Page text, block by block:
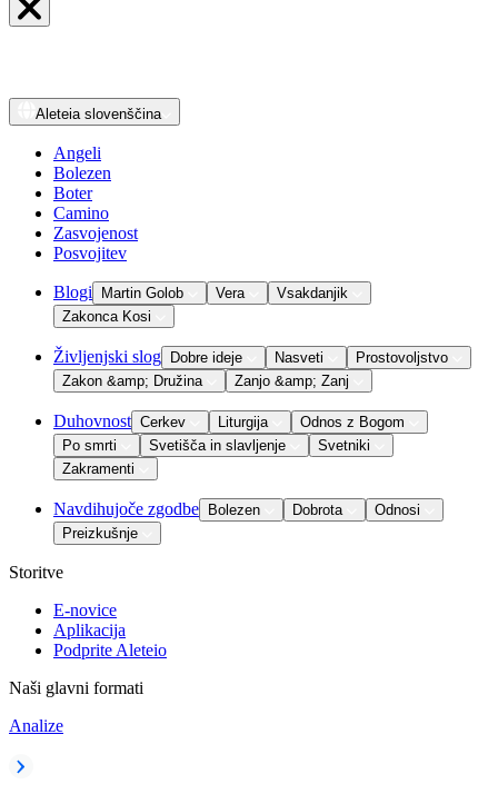
Aleteia slovenščina
Angeli
Bolezen
Boter
Camino
Zasvojenost
Posvojitev
Blogi Martin Golob Vera
Vsakdanjik
Zakonca Kosi
Življenjski slog Dobre ideje Nasveti
Prostovoljstvo
Zakon &amp; Družina
Zanjo &amp; Zanj
Duhovnost Cerkev Liturgija
Odnos z Bogom
Po smrti
Svetišča in slavljenje
Svetniki
Zakramenti
Navdihujoče zgodbe Bolezen Dobrota
Odnosi
Preizkušnje
Storitve
E-novice
Aplikacija
Podprite Aleteio
Naši glavni formati
Analize